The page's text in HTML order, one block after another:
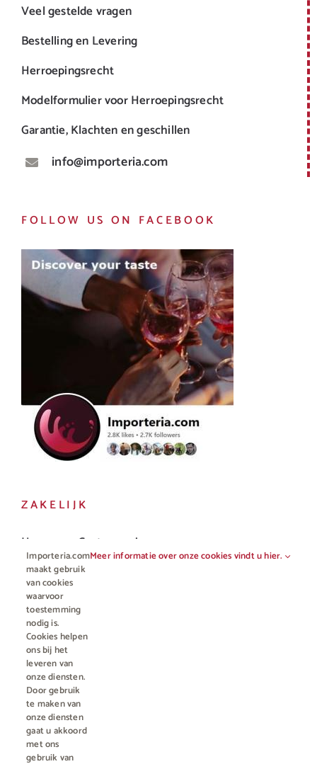
Veel gestelde vragen
Bestelling en Levering
Herroepingsrecht
Modelformulier voor Herroepingsrecht
Garantie, Klachten en geschillen
info@importeria.com
FOLLOW US ON FACEBOOK
ZAKELIJK
Horeca en Gastronomie
Vakhandel
© Copyright 2012 - 2023 • All rights reserved |
Kamer van Koophandel nummer 76959066
Importeria.com
maakt gebruik
van cookies
waarvoor
toestemming
nodig is.
Cookies helpen
ons bij het
leveren van
onze diensten.
Door gebruik
te maken van
onze diensten
gaat u akkoord
met ons
gebruik van
Meer informatie over onze cookies vindt u hier.